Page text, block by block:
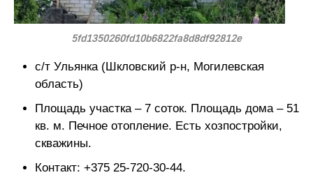
5fd1350260fd10b6822fa8d8df92812e
с/т Ульянка (Шкловский р-н, Могилевская
область)
Площадь участка – 7 соток. Площадь дома – 51
кв. м. Печное отопление. Есть хозпостройки,
скважины.
Контакт: +375 25-720-30-44.